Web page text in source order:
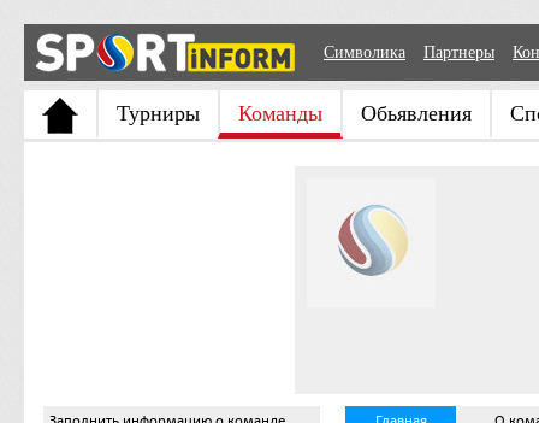
Символика Партнеры
Турниры Команды Обьявления